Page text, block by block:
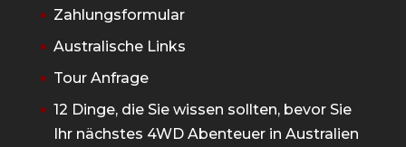
Zahlungsformular
Australische Links
Tour Anfrage
12 Dinge, die Sie wissen sollten, bevor Sie
Ihr nächstes 4WD Abenteuer in Australien